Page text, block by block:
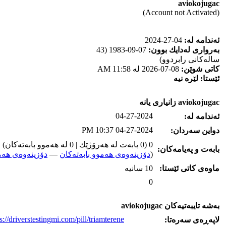
aviokojugac
(Account not Activated)
ئه‌ندامه‌ له‌:
به‌رواری له‌دایك بوون:
07-09-1983 (43
ساله‌كانی رابردوو)
كاتی شوێن:
ئێستا: لێره‌ نیه‌
aviokojugac زانیاری یانه‌
ئه‌ندامه‌ له‌:
04-27-2024
دواین سه‌ردان:
04-27-2024 10:37 PM
بابه‌ت و په‌یامه‌کان:
0 (0 بابه‌ت له‌ هه‌رۆژێك | 0 له‌ هه‌موو بابه‌ته‌كان)
(دۆزینه‌وه‌ی هه‌موو بابه‌ته‌کان — دۆزینه‌وه‌ی
ماوه‌ی كاتی ئێستا:
10 سانیه‌
0
به‌شه‌ تایبه‌تیه‌کان aviokojugac
لاپه‌ڕه‌ی سه‌ره‌تا:
driverstestingmi.com/pill/triamterene/